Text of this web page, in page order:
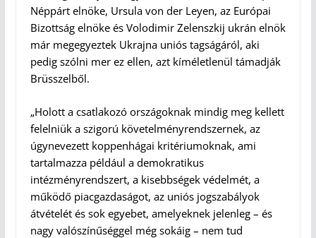
Néppárt elnöke, Ursula von der Leyen, az Európai
Bizottság elnöke és Volodimir Zelenszkij ukrán elnök
már megegyeztek Ukrajna uniós tagságáról, aki
pedig szólni mer ez ellen, azt kíméletlenül támadják
Brüsszelből.
„Holott a csatlakozó országoknak mindig meg kellett
felelniük a szigorú követelményrendszernek, az
úgynevezett koppenhágai kritériumoknak, ami
tartalmazza például a demokratikus
intézményrendszert, a kisebbségek védelmét, a
működő piacgazdaságot, az ­uniós jogszabályok
átvételét és sok egyebet, amelyeknek jelenleg – és
nagy valószínűséggel még sokáig – nem tud